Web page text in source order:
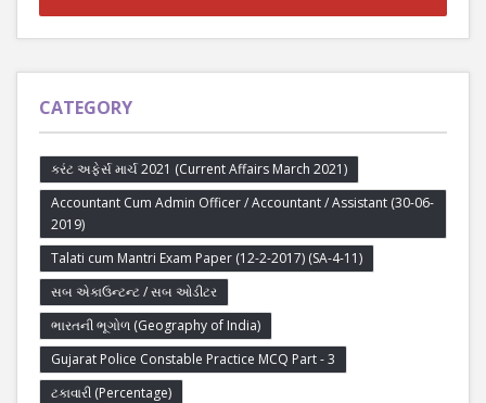
CATEGORY
કરંટ અફેર્સ માર્ચ 2021 (Current Affairs March 2021)
Accountant Cum Admin Officer / Accountant / Assistant (30-06-
2019)
Talati cum Mantri Exam Paper (12-2-2017) (SA-4-11)
સબ એકાઉન્ટન્ટ / સબ ઓડીટર
ભારતની ભૂગોળ (Geography of India)
Gujarat Police Constable Practice MCQ Part - 3
ટકાવારી (Percentage)